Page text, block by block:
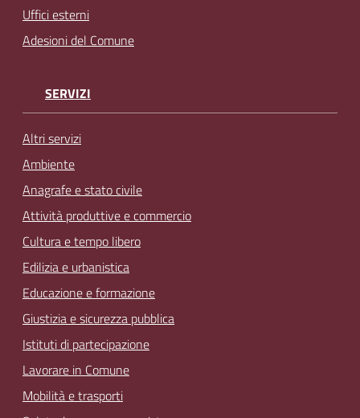
Uffici esterni
Adesioni del Comune
SERVIZI
Altri servizi
Ambiente
Anagrafe e stato civile
Attività produttive e commercio
Cultura e tempo libero
Edilizia e urbanistica
Educazione e formazione
Giustizia e sicurezza pubblica
Istituti di partecipazione
Lavorare in Comune
Mobilità e trasporti